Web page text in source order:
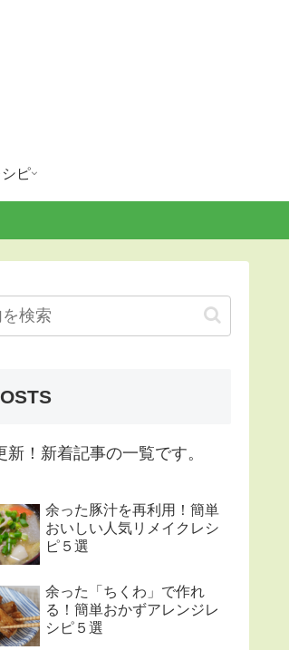
ピ
新！新着記事の一覧です。
余った豚汁を再利用！簡単
おいしい人気リメイクレシ
ピ５選
余った「ちくわ」で作れ
る！簡単おかずアレンジレ
シピ５選